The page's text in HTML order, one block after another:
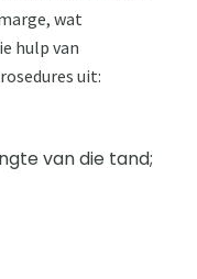
wat
hulp van
uit:
van die tand;